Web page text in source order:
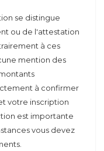
se distingue
ou de l'attestation
à ces
mention des
à confirmer
votre inscription
est importante
vous devez